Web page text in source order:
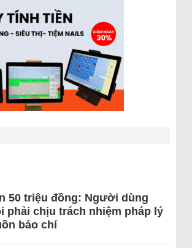
50 triệu đồng: Người dùng
phải chịu trách nhiệm pháp lý
báo chí